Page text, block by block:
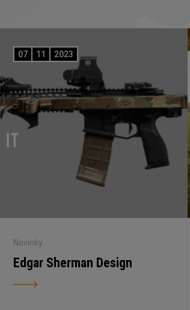
07 11 2023
Novinky
Edgar Sherman Design